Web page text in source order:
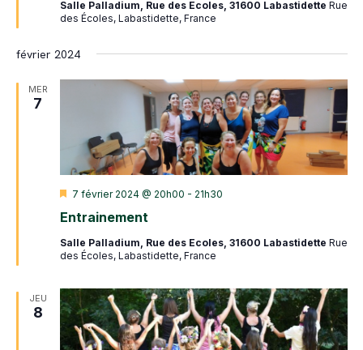
Salle Palladium, Rue des Ecoles, 31600 Labastidette Rue
des Écoles, Labastidette, France
février 2024
MER
7
Entrainement
Mis
avant
7 février 2024 @ 20h00 - 21h30
Salle Palladium, Rue des Ecoles, 31600 Labastidette Rue
des Écoles, Labastidette, France
JEU
8